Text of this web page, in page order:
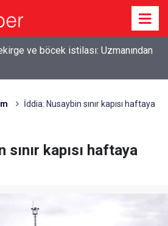
ve böcek istilası: Uzmanından
İddia: Nusaybin sınır kapısı haftaya
kapısı haftaya